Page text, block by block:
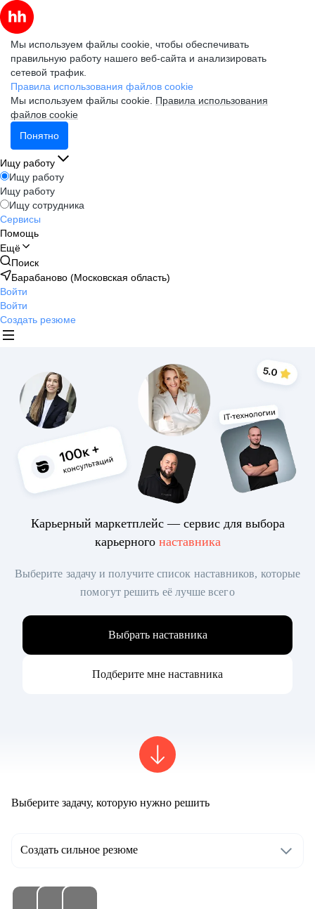
Мы используем файлы cookie, чтобы обеспечивать
правильную работу нашего веб-сайта и анализировать
сетевой трафик.
Правила использования файлов cookie
Мы используем файлы cookie. Правила использования
файлов cookie
Понятно
Ищу работу
Ищу работу
Ищу работу
Ищу сотрудника
Сервисы
Помощь
Ещё
Поиск
Барабаново (Московская область)
Войти
Войти
Создать резюме
Карьерный маркетплейс — сервис для выбора
карьерного наставника
Выберите задачу и получите список наставников, которые
помогут решить её лучше всего
Выбрать наставника
Подберите мне наставника
Выберите задачу, которую нужно решить
Создать сильное резюме